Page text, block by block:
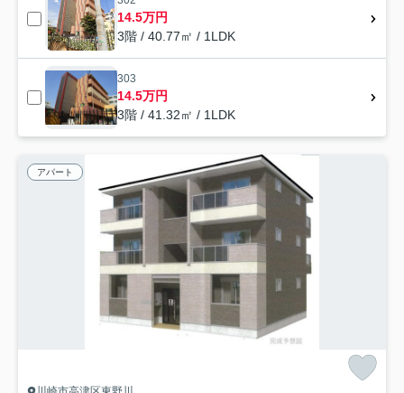
14.5万円
3階 / 40.77㎡ / 1LDK
303
14.5万円
3階 / 41.32㎡ / 1LDK
アパート